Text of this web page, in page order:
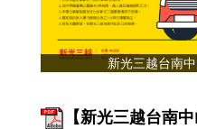
新光三越台南
【新光三越台南